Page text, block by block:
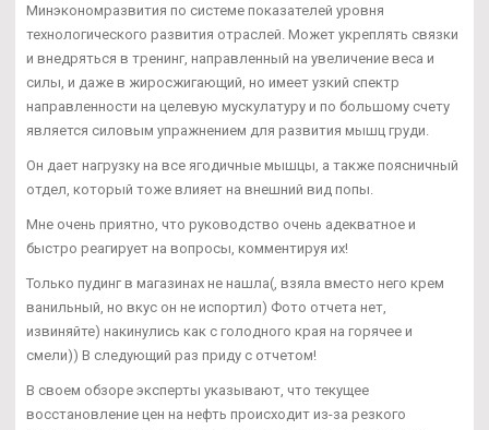
Минэкономразвития по системе показателей уровня
технологического развития отраслей. Может укреплять связки
и внедряться в тренинг, направленный на увеличение веса и
силы, и даже в жиросжигающий, но имеет узкий спектр
направленности на целевую мускулатуру и по большому счету
является силовым упражнением для развития мышц груди.
Он дает нагрузку на все ягодичные мышцы, а также поясничный
отдел, который тоже влияет на внешний вид попы.
Мне очень приятно, что руководство очень адекватное и
быстро реагирует на вопросы, комментируя их!
Только пудинг в магазинах не нашла(, взяла вместо него крем
ванильный, но вкус он не испортил) Фото отчета нет,
извиняйте) накинулись как с голодного края на горячее и
смели)) В следующий раз приду с отчетом!
В своем обзоре эксперты указывают, что текущее
восстановление цен на нефть происходит из-за резкого